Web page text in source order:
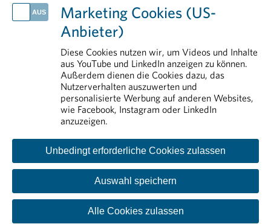
Erstattung von Arzneimitteln
Forschung & Entwicklung
Pharmareferenten
Aus- und Weiterbildung
Arzneimittelmarkt
Impressum
Disclaimer
Datenschutzinformation
Cookie-Einstellungen
Marketing Cookies (US-
Anbieter)
Diese Cookies nutzen wir, um Videos und Inhalte
aus YouTube und LinkedIn anzeigen zu können.
Außerdem dienen die Cookies dazu, das
Nutzerverhalten auszuwerten und
personalisierte Werbung auf anderen Websites,
wie Facebook, Instagram oder LinkedIn
anzuzeigen.
Unbedingt erforderliche Cookies zulassen
Auswahl speichern
Alle Cookies zulassen